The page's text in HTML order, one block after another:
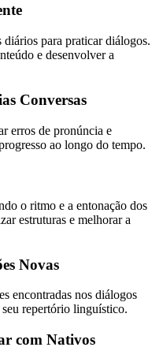
para praticar diálogos.
e desenvolver a
Conversas
erros de pronúncia e
ao longo do tempo.
o ritmo e a entonação dos
estruturas e melhorar a
Novas
encontradas nos diálogos
repertório linguístico.
com Nativos